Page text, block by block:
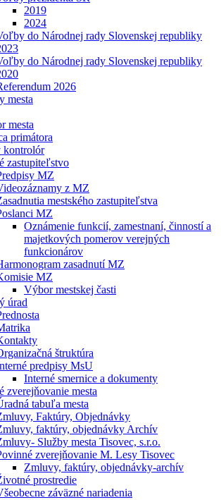
2019
2024
do Národnej rady Slovenskej republiky
do Národnej rady Slovenskej republiky
2026
mesta
mesta
primátora
kontrolór
zastupiteľstvo
MZ
z MZ
mestského zastupiteľstva
MZ
Oznámenie funkcií, zamestnaní, činností a
majetkových pomerov verejných
funkcionárov
zasadnutí MZ
MZ
Výbor mestskej časti
úrad
štruktúra
predpisy MsU
Interné smernice a dokumenty
zverejňovanie mesta
tabuľa mesta
Faktúry, Objednávky
faktúry, objednávky Archív
Služby mesta Tisovec, s.r.o.
zverejňovanie M. Lesy Tisovec
Zmluvy, faktúry, objednávky-archív
prostredie
záväzné nariadenia